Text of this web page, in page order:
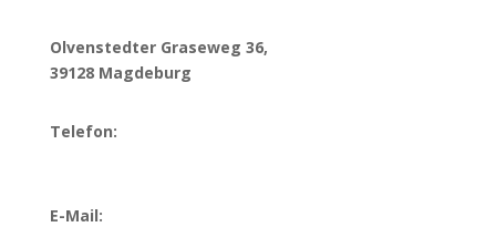
Olvenstedter Graseweg 36,
39128 Magdeburg
Telefon:
E-Mail: